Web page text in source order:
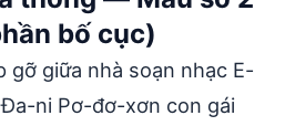
bố cục)
gỡ giữa nhà soạn nhạc E-
ni Pơ-đơ-xơn con gái